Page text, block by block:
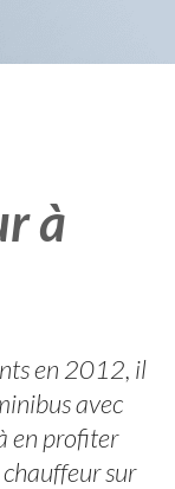
à
en 2012, il
avec
en profiter
sur